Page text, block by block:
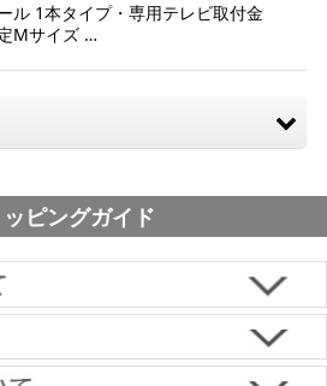
ル 1本タイプ・専用テレビ取付金
Mサイズ …
角度調節）小型（およそ12-26
角度調節）中型（およそ26-50
度調節）大型（およそ50-65
ピングガイド
す。
引換、楽天ペイ、郵便振替、銀行振